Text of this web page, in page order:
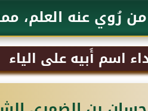
رُوي عنه العلم،
اسم أَبيه على الياء